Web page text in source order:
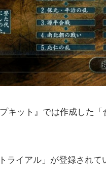
キット』では作成した
イアル」が登録されて